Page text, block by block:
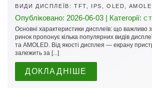
ВИДИ ДИСПЛЕЇВ: TFT, IPS, OLED,
Опубліковано: 2026-06-03 | Категорії:
Основні характеристики дисплеїв: що важливо
ринок пропонує кілька популярних видів
та AMOLED. Від якості дисплея — екрану
залежить за [...]
ДОКЛАДНІШЕ